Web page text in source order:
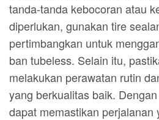
tanda-tanda kebocoran atau
diperlukan, gunakan tire
pertimbangkan untuk
ban tubeless. Selain itu,
melakukan perawatan rutin
yang berkualitas baik.
dapat memastikan perjalanan